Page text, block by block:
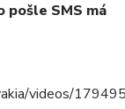
pošle SMS má
videos/